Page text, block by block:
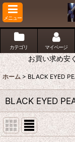
メニュー
カテゴリ マイページ
お買い求め安くな
ホーム > BLACK EYED
BLACK EYED